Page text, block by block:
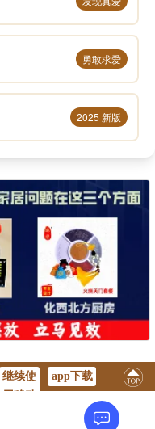
勇敢求爱
2025 新版
继续使
app下载